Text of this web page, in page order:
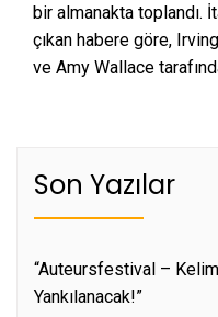
bir almanakta toplandı.
çıkan habere göre,
ve Amy Wallace
Son Yazılar
“Auteursfestival –
Yankılanacak!”